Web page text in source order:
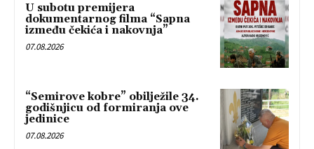
U subotu premijera
dokumentarnog filma “Sapna
između čekića i nakovnja”
07.08.2026
“Semirove kobre” obilježile 34.
godišnjicu od formiranja ove
jedinice
07.08.2026